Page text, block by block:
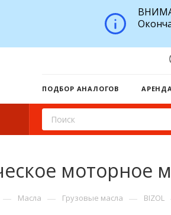
ПОДБОР АНАЛОГОВ
моторное
— Масла — Грузовые масла — BIZOL